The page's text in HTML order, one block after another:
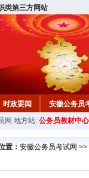
类第三方网站
时政要闻 安徽公务员
行测试题 在线咨询
网 地方站: 公务员教材中
置： 安徽公务员考试网 >>